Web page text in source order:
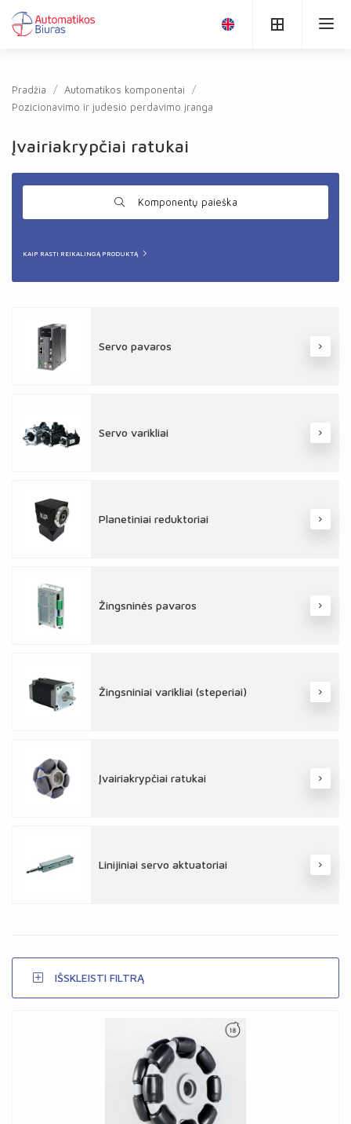
Pradžia
Automatikos komponentai
Pozicionavimo ir judesio perdavimo įranga
Įvairiakrypčiai ratukai
Komponentų paieška
KAIP RASTI REIKALINGĄ PRODUKTĄ
Servo pavaros
Servo varikliai
Planetiniai reduktoriai
Žingsninės pavaros
Žingsniniai varikliai (steperiai)
Įvairiakrypčiai ratukai
Linijiniai servo aktuatoriai
IŠSKLEISTI FILTRĄ